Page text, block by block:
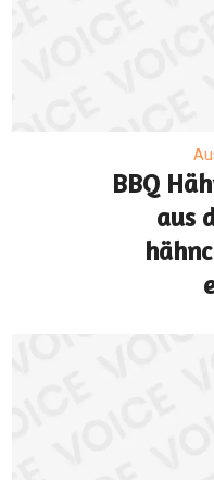
BBQ
aus